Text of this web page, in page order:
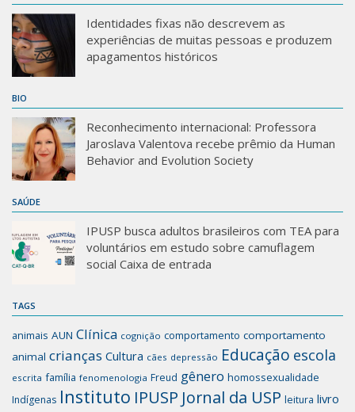
Identidades fixas não descrevem as
experiências de muitas pessoas e produzem
apagamentos históricos
BIO
Reconhecimento internacional: Professora
Jaroslava Valentova recebe prêmio da Human
Behavior and Evolution Society
SAÚDE
IPUSP busca adultos brasileiros com TEA para
voluntários em estudo sobre camuflagem
social Caixa de entrada
TAGS
animais AUN Clínica cognição comportamento comportamento
animal crianças Cultura cães depressão Educação escola
escrita família fenomenologia Freud gênero homossexualidade
Indígenas Instituto IPUSP Jornal da USP leitura livro